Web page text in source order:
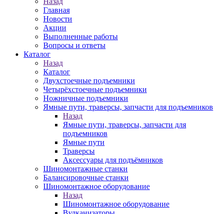
Главная
Новости
Акции
Выполненные работы
Вопросы и ответы
Каталог
Назад
Каталог
Двухстоечные подъемники
Четырёхстоечные подъемники
Ножничные подъемники
Ямные пути, траверсы, запчасти для подъемников
Назад
Ямные пути, траверсы, запчасти для
подъемников
Ямные пути
Траверсы
Аксессуары для подъёмников
Шиномонтажные станки
Балансировочные станки
Шиномонтажное оборудование
Назад
Шиномонтажное оборудование